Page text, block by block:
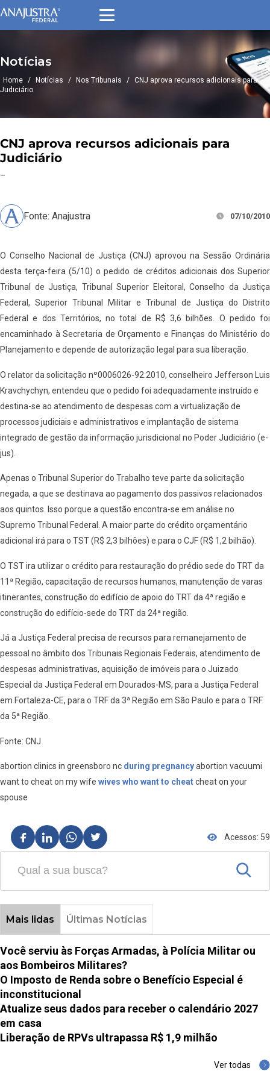
Notícias
Home / Notícias / Nos Tribunais / CNJ aprova recursos adicionais para
Judiciário
CNJ aprova recursos adicionais para
Judiciário
–
Fonte: Anajustra 07/10/2010
O Conselho Nacional de Justiça (CNJ) aprovou na Sessão Ordinária
desta terça-feira (5/10) o pedido de créditos adicionais dos Superior
Tribunal de Justiça, Tribunal Superior Eleitoral, Conselho da Justiça
Federal, Superior Tribunal Militar e Tribunal de Justiça do Distrito
Federal e dos Territórios, no total de R$ 3,6 bilhões. O pedido foi
encaminhado à Secretaria de Orçamento e Finanças do Ministério do
Planejamento e depende de autorização legal para sua liberação.
O relator da solicitação nº0006026-92.2010, conselheiro Jefferson Luis
Kravchychyn, entendeu que o pedido foi adequadamente instruído e
destina-se ao atendimento de despesas com a virtualização de
processos judiciais e administrativos e implantação de sistema
integrado de gestão da informação jurisdicional no Poder Judiciário (e-
jus).
Apenas o Tribunal Superior do Trabalho teve parte da solicitação
negada, a que se destinava ao pagamento dos passivos relacionados
aos quintos. Isso porque a questão encontra-se em análise no
Supremo Tribunal Federal. A maior parte do crédito orçamentário
adicional irá para o TST (R$ 2,3 bilhões) e para o CJF (R$ 1,2 bilhão).
O TST ira utilizar o crédito para restauração do prédio sede do TRT da
11ª Região, capacitação de recursos humanos, manutenção de varas
itinerantes, construção do edifício de apoio do TRT da 4ª região e
construção do edifício-sede do TRT da 24ª região.
Já a Justiça Federal precisa de recursos para remanejamento de
pessoal no âmbito dos Tribunais Regionais Federais, atendimento de
despesas administrativas, aquisição de imóveis para o Juizado
Especial da Justiça Federal em Dourados-MS, para a Justiça Federal
em Fortaleza-CE, para o TRF da 3ª Região em São Paulo e para o TRF
da 5ª Região.
Fonte: CNJ
abortion clinics in greensboro nc during pregnancyabortion vacuumi
want to cheat on my wife wives who want to cheatcheat on your
spouse
Acessos: 59
Mais lidas Últimas Notícias
Você serviu às Forças Armadas, à Polícia Militar ou
aos Bombeiros Militares?
O Imposto de Renda sobre o Benefício Especial é
inconstitucional
Atualize seus dados para receber o calendário 2027
em casa
Liberação de RPVs ultrapassa R$ 1,9 milhão
Ver todas